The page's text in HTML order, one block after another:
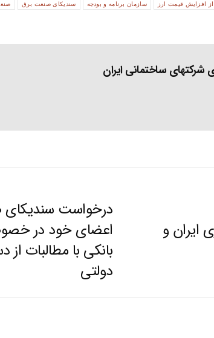
از افزایش قیمت ارز سازمان برنامه و بودجه سندیکای صنعت برق
شرکتهای ساختمانی ایران
درخواست سندیکای
اعضای خود در
بانکی با مطالبات
دولتی
ایران و